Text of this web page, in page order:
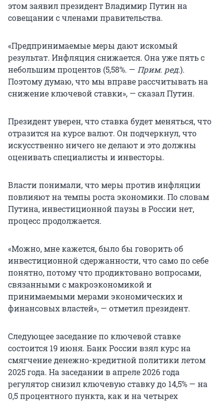
этом заявил президент Владимир Путин на
совещании с членами правительства.
«Предпринимаемые меры дают искомый
результат. Инфляция снижается. Она уже пять с
небольшим процентов (5,58%. — Прим. ред.).
Поэтому думаю, что мы вправе рассчитывать на
снижение ключевой ставки», — сказал Путин.
Президент уверен, что ставка будет меняться, что
отразится на курсе валют. Он подчеркнул, что
искусственно ничего не делают и это должны
оценивать специалисты и инвесторы.
Власти понимали, что меры против инфляции
повлияют на темпы роста экономики. По словам
Путина, инвестиционной паузы в России нет,
процесс продолжается.
«Можно, мне кажется, было бы говорить об
инвестиционной сдержанности, что само по себе
понятно, потому что продиктовано вопросами,
связанными с макроэкономикой и
принимаемыми мерами экономических и
финансовых властей», — отметил президент.
Следующее заседание по ключевой ставке
состоится 19 июня. Банк России взял курс на
смягчение денежно-кредитной политики летом
2025 года. На заседании в апреле 2026 года
регулятор снизил ключевую ставку до 14,5% — на
0,5 процентного пункта, как и на четырех